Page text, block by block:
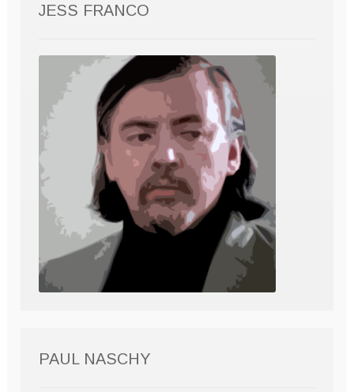
JESS FRANCO
PAUL NASCHY